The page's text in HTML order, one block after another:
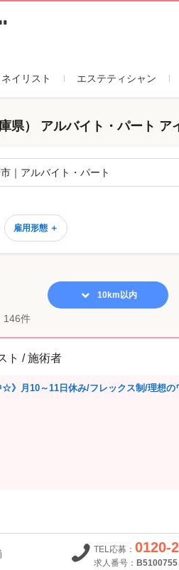
ネイリスト エステティシャン
県） アルバイト・パート ア
｜アルバイト・パート
雇用形態 ＋
146件
10km以内
ト / 施術者
☆》月10～11日休み/フレックス制/理想の
TEL応募： 0120-
求人番号： B5100755